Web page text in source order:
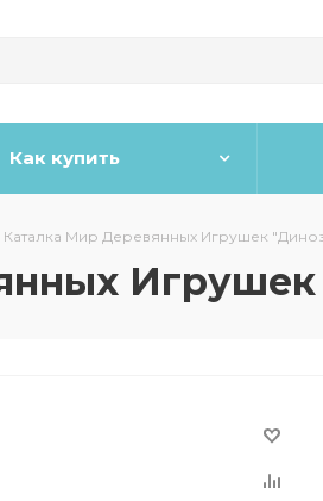
Как купить
Каталка Мир Деревянных Игрушек